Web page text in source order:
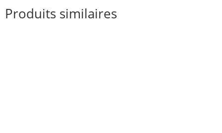
Produits similaires